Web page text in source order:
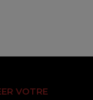
VOTRE